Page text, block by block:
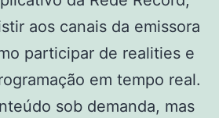
aos canais da emissora
participar de realities e
em tempo real.
sob demanda, mas